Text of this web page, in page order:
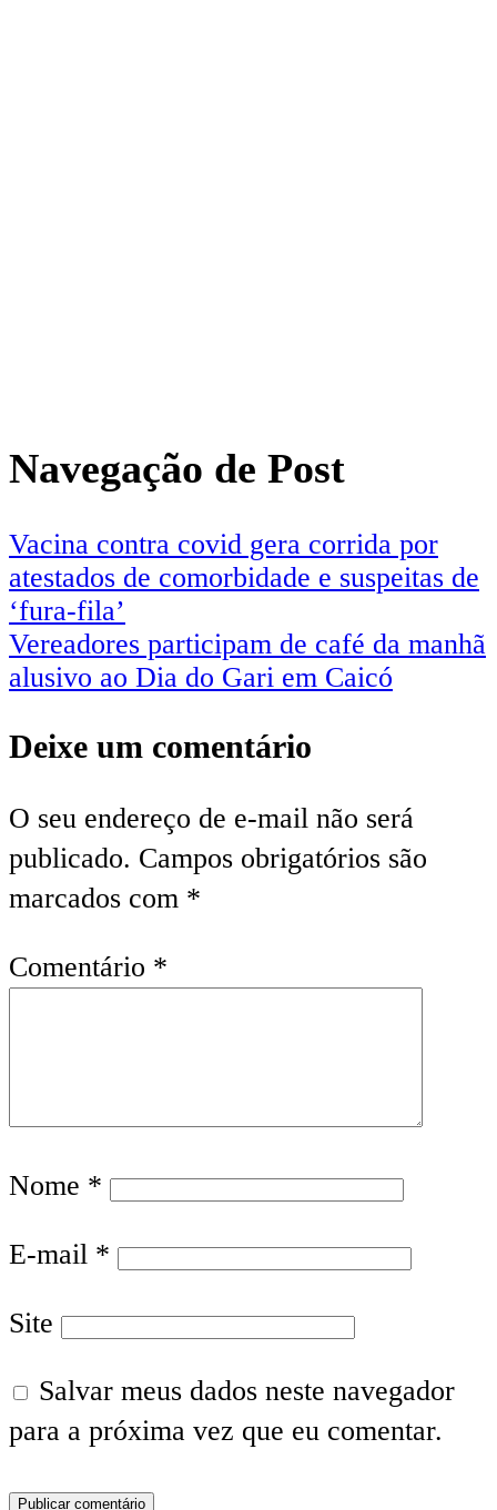
Navegação de Post
Vacina contra covid gera corrida por
atestados de comorbidade e suspeitas de
‘fura-fila’
Vereadores participam de café da manhã
alusivo ao Dia do Gari em Caicó
Deixe um comentário
O seu endereço de e-mail não será
publicado. Campos obrigatórios são
marcados com *
Comentário *
Nome *
E-mail *
Site
Salvar meus dados neste navegador
para a próxima vez que eu comentar.